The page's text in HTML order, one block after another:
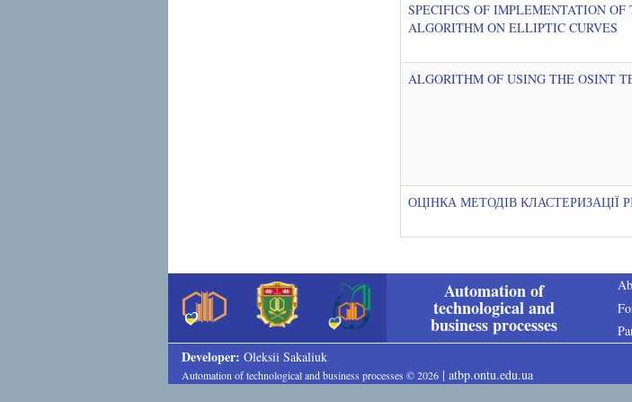
SPECIFICS OF IMPLEMENTATION
ALGORITHM ON ELLIPTIC CURVES
ALGORITHM OF USING THE OSINT
ОЦІНКА МЕТОДІВ КЛАСТЕРИЗАЦІЇ
Automation of
technological and
business processes
Developer: Oleksii Sakaliuk
Automation of technological and business processes ©2026 | atbp.ontu.edu.ua